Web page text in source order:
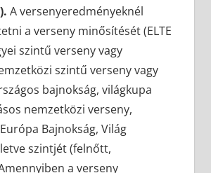
A versenyeredményeknél
a verseny minősítését (ELTE
szintű verseny vagy
szintű verseny vagy
bajnokság, világkupa
nemzetközi verseny,
Bajnokság, Világ
szintjét (felnőtt,
a verseny